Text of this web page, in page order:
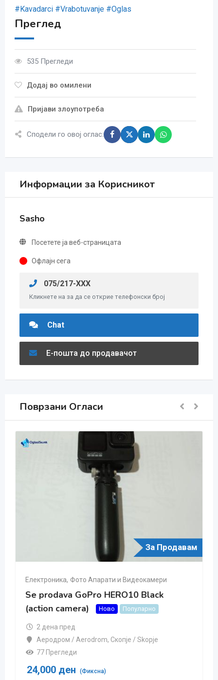
#Kavadarci #Vrabotuvanje #Oglas
Преглед
535 Прегледи
Додај во омилени
Пријави злоупотреба
Сподели го овој оглас:
Информации за Корисникот
Sasho
Посетете ја веб-страницата
Офлајн сега
075/217-XXX
Кликнете на за да се открие телефонски број
Chat
Е-пошта до продавачот
Поврзани Огласи
За Продавам
Електроника, Фото Апарати и Видеокамери
Se prodava GoPro HERO10 Black
(action camera)
Ново Популарно
2 дена пред
Аеродром / Aerodrom, Скопjе / Skopje
77 Прегледи
24,000 ден (Фиксна)